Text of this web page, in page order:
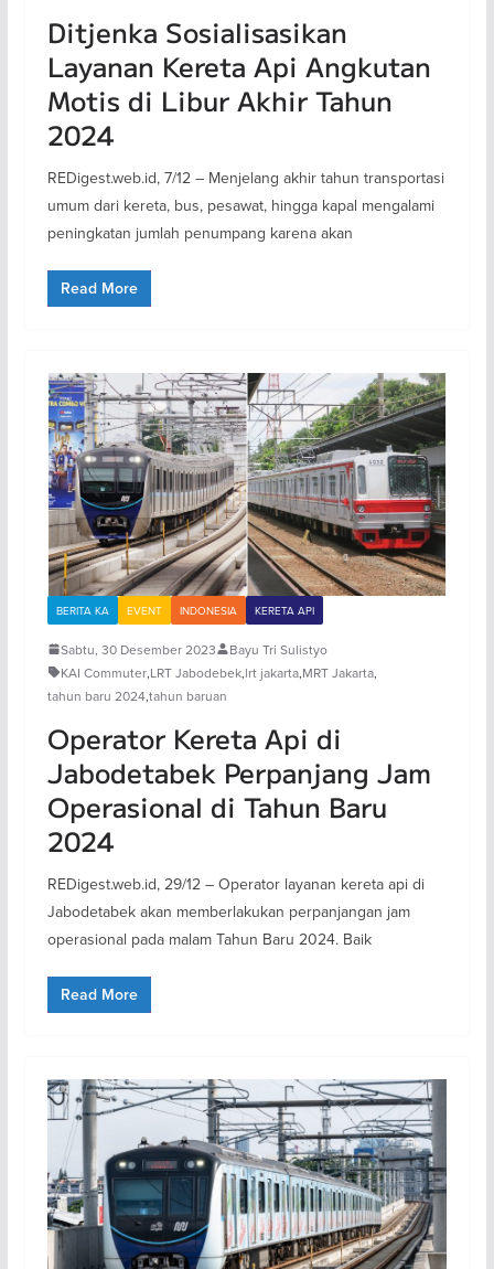
Ditjenka Sosialisasikan
Layanan Kereta Api Angkutan
Motis di Libur Akhir Tahun
2024
REDigest.web.id, 7/12 – Menjelang akhir tahun transportasi
umum dari kereta, bus, pesawat, hingga kapal mengalami
peningkatan jumlah penumpang karena akan
Read More
BERITA KA EVENT INDONESIA KERETA API
Sabtu, 30 Desember 2023
Bayu Tri Sulistyo
KAI Commuter,LRT Jabodebek,lrt jakarta,MRT Jakarta,
tahun baru 2024,tahun baruan
Operator Kereta Api di
Jabodetabek Perpanjang Jam
Operasional di Tahun Baru
2024
REDigest.web.id, 29/12 – Operator layanan kereta api di
Jabodetabek akan memberlakukan perpanjangan jam
operasional pada malam Tahun Baru 2024. Baik
Read More